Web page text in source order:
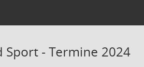
- Termine 2024